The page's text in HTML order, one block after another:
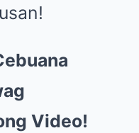
Video!